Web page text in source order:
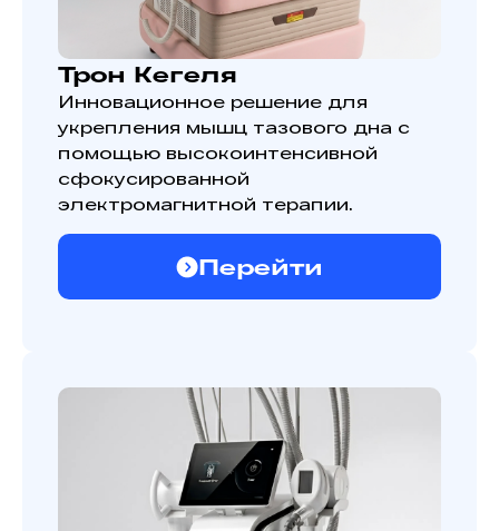
Трон Кегеля
Инновационное решение для
укрепления мышц тазового дна с
помощью высокоинтенсивной
сфокусированной
электромагнитной терапии.
Перейти